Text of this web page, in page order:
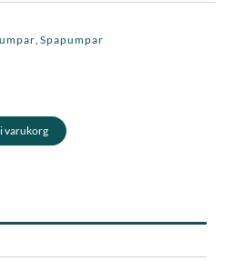
Spapumpar
varukorg